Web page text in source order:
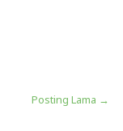
Posting Lama →